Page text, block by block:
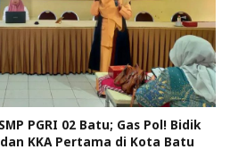
PGRI 02 Batu; Gas Pol! Bidik
KKA Pertama di Kota Batu